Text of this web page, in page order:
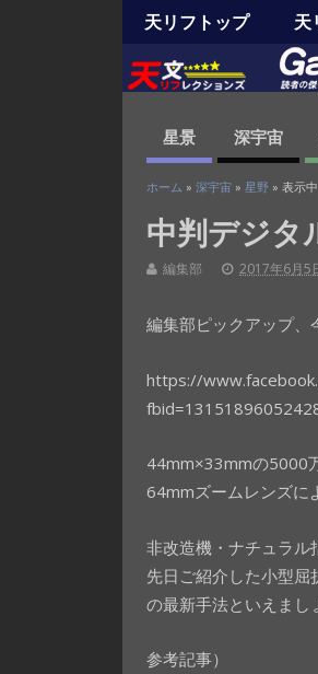
天リフトップ 天
星景 深宇宙
ホーム »深宇宙 »星野 » 表示
中判デジタ
編集部 2017年6月5
編集部ピックアップ、
https://
44mm×33mmの5000
64mmズームレンズに
非改造機・ナチュラル
先日ご紹介した小型
の最新手法といえまし
参考記事）